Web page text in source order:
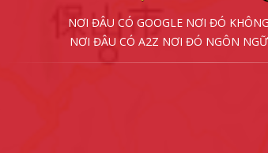
NƠI ĐÂU CÓ GOOGLE NƠI ĐÓ
NƠI ĐÂU CÓ A2Z NƠI ĐÓ NGÔN